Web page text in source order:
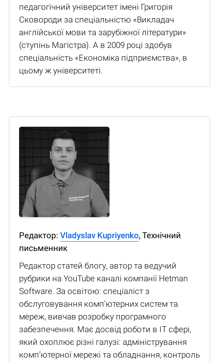
педагогічний університет імені Григорія
Сковороди за спеціальністю «Викладач
англійської мови та зарубіжної літератури»
(ступінь Магістра). А в 2009 році здобув
спеціальність «Економіка підприємства», в
цьому ж університеті.
Редактор: Vladyslav Kupriyenko, Технічний
письменник
Редактор статей блогу, автор та ведучий
рубрики на YouTube каналі компанії Hetman
Software. За освітою: спеціаліст з
обслуговування комп’ютерних систем та
мереж, вивчав розробку програмного
забезпечення. Має досвід роботи в IT сфері,
який охоплює різні галузі: адміністрування
комп’ютерної мережі та обладнання, контроль